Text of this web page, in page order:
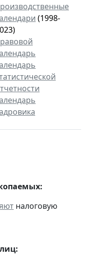
(1998-
налоговую